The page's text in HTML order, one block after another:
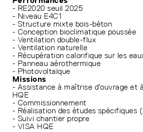
- RE2020 seuil 2025
- Niveau E4C1
- Structure mixte bois-béton
- Conception bioclimatique poussée
- Ventilation double-flux
- Ventilation naturelle
- Récupération calorifique sur les
- Panneau aérothermique
- Photovoltaïque
Missions
- Assistance à maîtrise d’ouvrage et
HQE
- Commissionnement
- Réalisation des études spécifiques
- Suivi chantier propre
- VISA HQE